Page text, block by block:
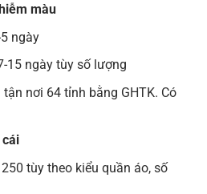
màu
ngày
15 ngày tùy số lượng
tận nơi 64 tỉnh bằng GHTK. Có
tùy theo kiểu quần áo, số